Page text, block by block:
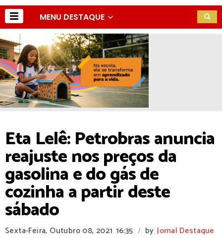
MENU DESTAQUE
Eta Lelê: Petrobras anuncia
reajuste nos preços da
gasolina e do gás de
cozinha a partir deste
sábado
Sexta-Feira, Outubro 08, 2021 16:35 / by Jornal Destaque